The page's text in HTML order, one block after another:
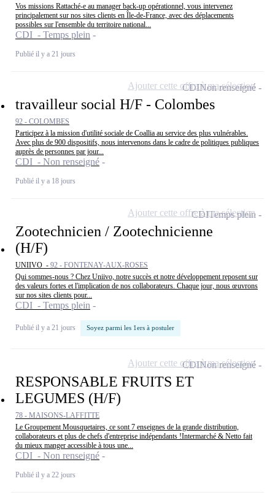
Vos missions Rattaché-e au manager back-up opérationnel, vous intervenez
principalement sur nos sites clients en Île-de-France, avec des déplacements
possibles sur l'ensemble du territoire national...
CDI - Temps plein
Publié il y a 21 jours
travailleur social H/F - Colombes
92 - COLOMBES
Participez à la mission d'utilité sociale de Coallia au service des plus vulnérables.
Avec plus de 900 dispositifs, nous intervenons dans le cadre de politiques publiques
auprès de personnes par jour...
CDI - Non renseigné
Publié il y a 18 jours
CDINon renseigné
Ajouter cette offre à ma sélection
Zootechnicien / Zootechnicienne
(H/F)
UNIIVO - 92 - FONTENAY-AUX-ROSES
Qui sommes-nous ? Chez Uniivo, notre succès et notre développement reposent sur
des valeurs fortes et l'implication de nos collaborateurs. Chaque jour, nous œuvrons
sur nos sites clients pour...
CDI - Temps plein
Publié il y a 21 jours Soyez parmi les 1ers à postuler
CDITemps plein
Ajouter cette offre à ma sélection
RESPONSABLE FRUITS ET
LEGUMES (H/F)
78 - MAISONS-LAFFITTE
Le Groupement Mousquetaires, ce sont 7 enseignes de la grande distribution,
collaborateurs et plus de chefs d'entreprise indépendants !Intermarché & Netto fait
du mieux manger accessible à tous une...
CDI - Non renseigné
Publié il y a 22 jours
CDINon renseigné
Ajouter cette offre à ma sélection